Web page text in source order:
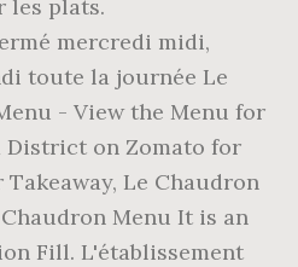
les plats.
mercredi midi,
toute la journée Le
- View the Menu for
District on Zomato for
Le Chaudron
Menu It is an
Fill. L'établissement